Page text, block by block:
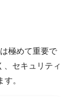
極めて重要で
、セキュリティ
。